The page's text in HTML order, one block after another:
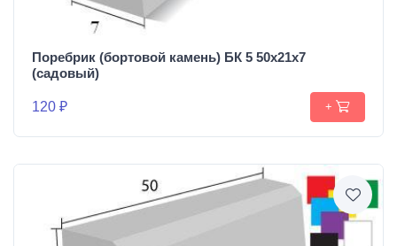
Поребрик (бортовой камень) БК 5 50х21х7
(садовый)
120 ₽ +